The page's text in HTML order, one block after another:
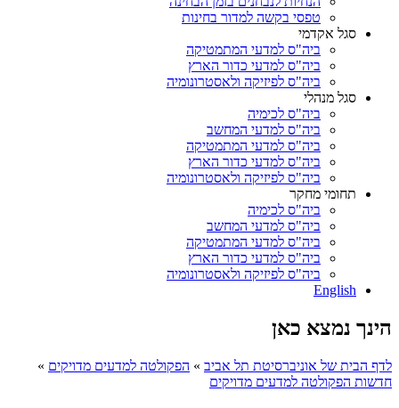
טפסי בקשה למדור בחינות
סגל אקדמי
ביה"ס למדעי המתמטיקה
ביה"ס למדעי כדור הארץ
ביה"ס לפיזיקה ולאסטרונומיה
סגל מנהלי
ביה"ס לכימיה
ביה"ס למדעי המחשב
ביה"ס למדעי המתמטיקה
ביה"ס למדעי כדור הארץ
ביה"ס לפיזיקה ולאסטרונומיה
תחומי מחקר
ביה"ס לכימיה
ביה"ס למדעי המחשב
ביה"ס למדעי המתמטיקה
ביה"ס למדעי כדור הארץ
ביה"ס לפיזיקה ולאסטרונומיה
English
הינך נמצא כאן
לדף הבית של אוניברסיטת תל אביב » הפקולטה למדעים מדויקים »
חדשות הפקולטה למדעים מדויקים